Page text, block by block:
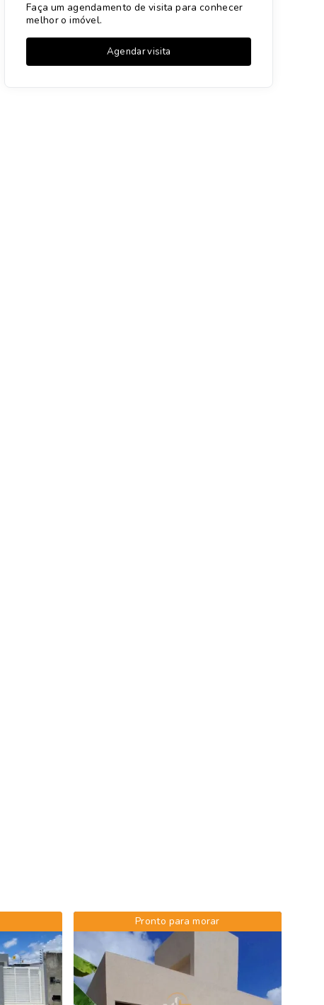
Faça um agendamento de visita para conhecer
melhor o imóvel.
Agendar visita
Pronto para morar